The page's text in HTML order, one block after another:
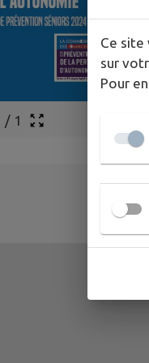
/ 1
Ce site
sur
Pour